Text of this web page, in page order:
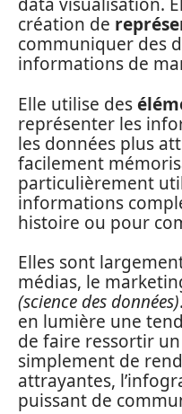
data visualisation.
création de
communiquer des
informations de
Elle utilise des
représenter les
les données plus
facilement
particulièrement
informations
histoire ou pour
Elles sont
médias, le
(science des données)
en lumière une
de faire ressortir
simplement de
attrayantes,
puissant de